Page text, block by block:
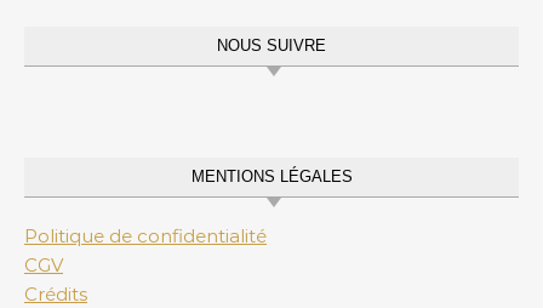
NOUS SUIVRE
MENTIONS LÉGALES
Politique de confidentialité
CGV
Crédits